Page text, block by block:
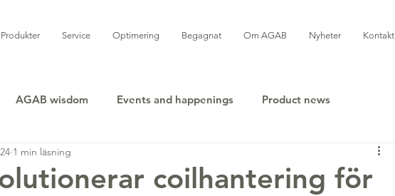
Produkter Service Optimering Begagnat Om AGAB Nyheter Kontakt
AGAB wisdom Events and happenings Product news
coilhantering för
1 min läsning